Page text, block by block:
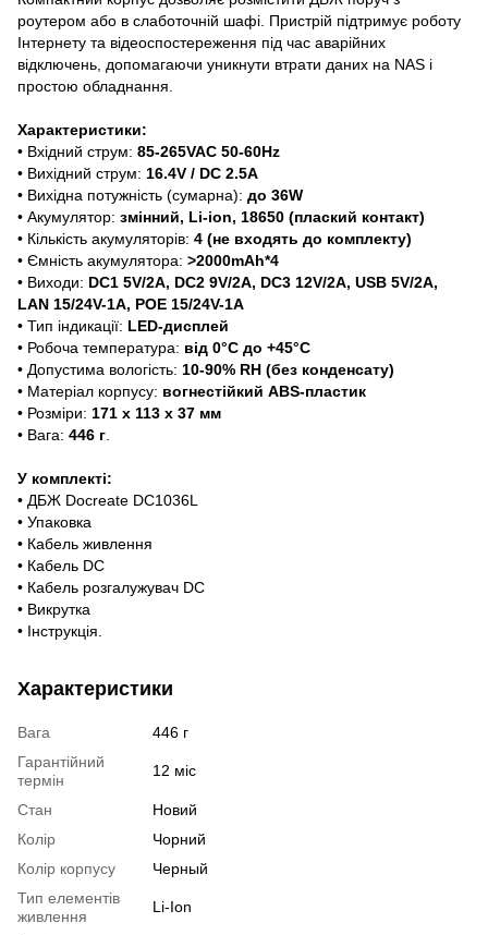
роутером або в слаботочній шафі. Пристрій підтримує роботу
Інтернету та відеоспостереження під час аварійних
відключень, допомагаючи уникнути втрати даних на NAS і
простою обладнання.
Характеристики:
• Вхідний струм: 85-265VAC 50-60Hz
• Вихідний струм: 16.4V / DC 2.5A
• Вихідна потужність (сумарна): до 36W
• Акумулятор: змінний, Li-ion, 18650 (плаский контакт)
• Кількість акумуляторів: 4 (не входять до комплекту)
• Ємність акумулятора: >2000mAh*4
• Виходи: DC1 5V/2A, DC2 9V/2A, DC3 12V/2A, USB 5V/2A,
LAN 15/24V-1A, POE 15/24V-1A
• Тип індикації: LED-дисплей
• Робоча температура: від 0°C до +45°C
• Допустима вологість: 10-90% RH (без конденсату)
• Матеріал корпусу: вогнестійкий ABS-пластик
• Розміри: 171 х 113 х 37 мм
• Вага: 446 г
У комплекті:
• ДБЖ Docreate DC1036L
• Упаковка
• Кабель живлення
• Кабель DC
• Кабель розгалужувач DC
• Викрутка
• Інструкція.
Характеристики
Вага
446 г
Гарантійний
термін
12 міс
Стан
Новий
Колір
Чорний
Колір корпусу
Черный
Тип елементів
живлення
Li-Ion